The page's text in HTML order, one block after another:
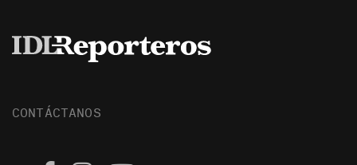
CONTÁCTANOS